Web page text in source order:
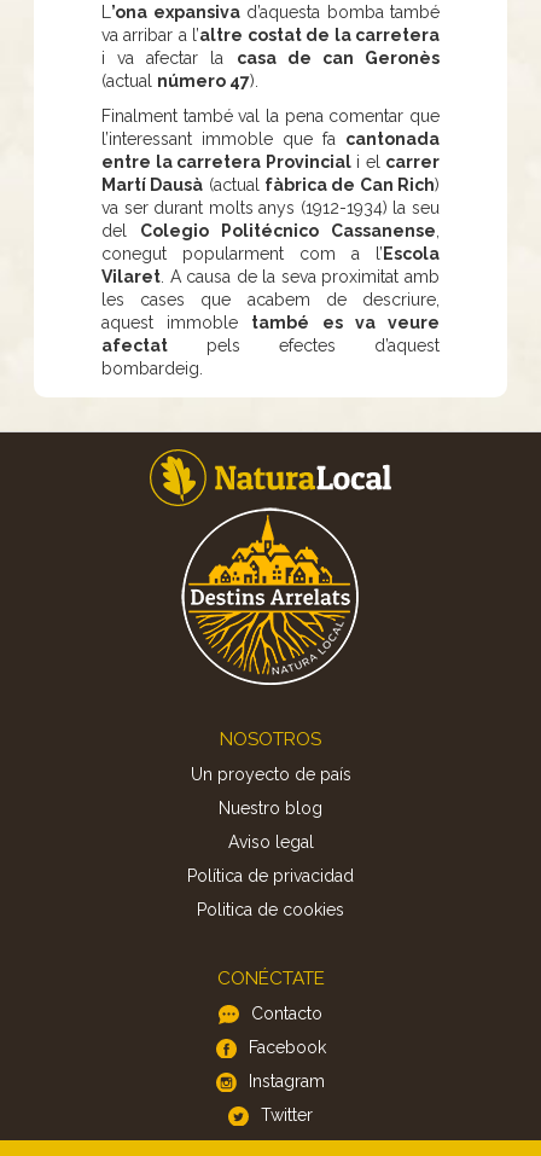
’ona expansivad’aquesta bomba també
va arribar a l’altre costat de la carretera
i va afectar la casa de can Geronès
(actual número 47).
Finalment també val la pena comentar que
l’interessant immoble que fa cantonada
entre la carretera Provinciali el carrer
Martí Dausà (actual fàbrica de Can Rich)
va ser durant molts anys (1912-1934) la seu
del Colegio Politécnico Cassanense
conegut popularment com a l’ Escola
Vilaret . A causa de la seva proximitat amb
les cases que acabem de descriure,
aquest immoble també es va veure
afectat pels efectes d’aquest
bombardeig.
NOSOTROS
Un proyecto de país
Nuestro blog
Aviso legal
Política de privacidad
Politica de cookies
CONÉCTATE
Contacto
Facebook
Instagram
Twitter